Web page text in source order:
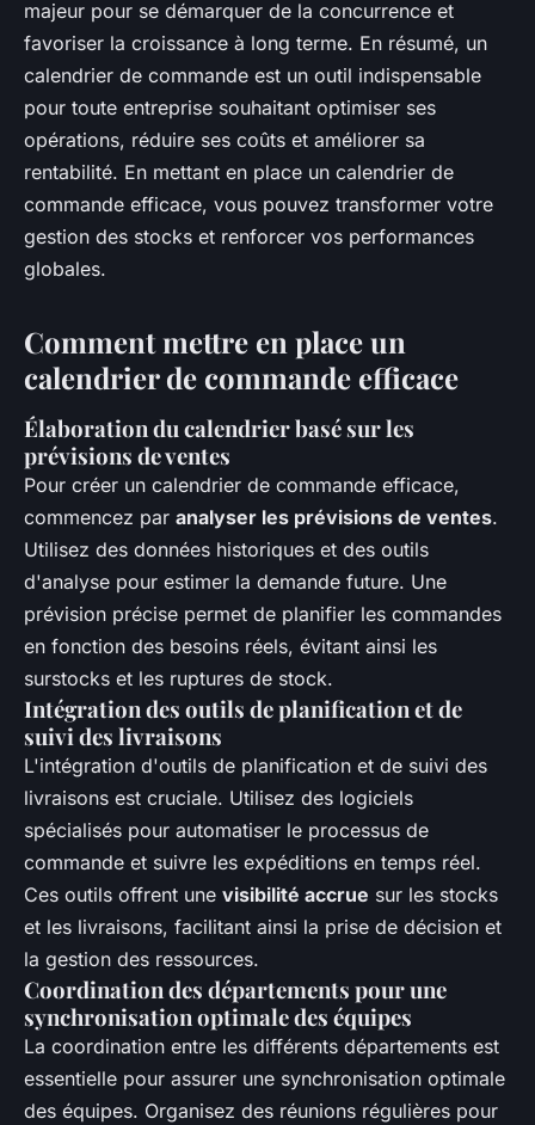
majeur pour se démarquer de la concurrence et
favoriser la croissance à long terme. En résumé, un
calendrier de commande est un outil indispensable
pour toute entreprise souhaitant optimiser ses
opérations, réduire ses coûts et améliorer sa
rentabilité. En mettant en place un calendrier de
commande efficace, vous pouvez transformer votre
gestion des stocks et renforcer vos performances
globales.
Comment mettre en place un
calendrier de commande efficace
Élaboration du calendrier basé sur les
prévisions de ventes
Pour créer un calendrier de commande efficace,
commencez par analyser les prévisions de ventes.
Utilisez des données historiques et des outils
d'analyse pour estimer la demande future. Une
prévision précise permet de planifier les commandes
en fonction des besoins réels, évitant ainsi les
surstocks et les ruptures de stock.
Intégration des outils de planification et de
suivi des livraisons
L'intégration d'outils de planification et de suivi des
livraisons est cruciale. Utilisez des logiciels
spécialisés pour automatiser le processus de
commande et suivre les expéditions en temps réel.
Ces outils offrent une visibilité accrue sur les stocks
et les livraisons, facilitant ainsi la prise de décision et
la gestion des ressources.
Coordination des départements pour une
synchronisation optimale des équipes
La coordination entre les différents départements est
essentielle pour assurer une synchronisation optimale
des équipes. Organisez des réunions régulières pour